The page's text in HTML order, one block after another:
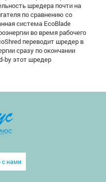
шредера почти на
по сравнению со
система EcoBlade
во время рабочего
переводит шредер в
сразу по окончании
by этот шредер
с нами